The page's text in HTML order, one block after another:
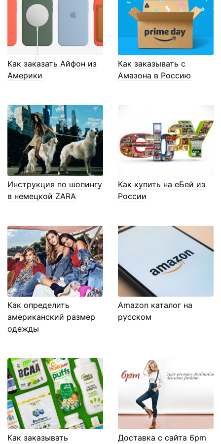
Как заказать Айфон из
Америки
Как заказывать с
Амазона в Россию
Инструкция по шопингу
в немецкой ZARA
Как купить на еБей из
России
Как определить
американский размер
одежды
Amazon каталог на
русском
Как заказывать
Доставка с сайта 6pm